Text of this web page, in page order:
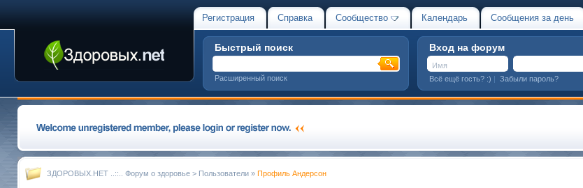
Регистрация Справка Сообщество Календарь Сообщения за день
Быстрый поиск
Расширенный поиск
Вход на форум
Всё ещё гость? :) | Забыли пароль?
ЗДОРОВЫХ.НЕТ ..::.. Форум о здоровье > Пользователи » Профиль Андерсон